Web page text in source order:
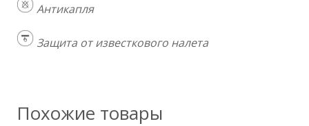
Антикапля
Защита от известкового налета
Похожие товары